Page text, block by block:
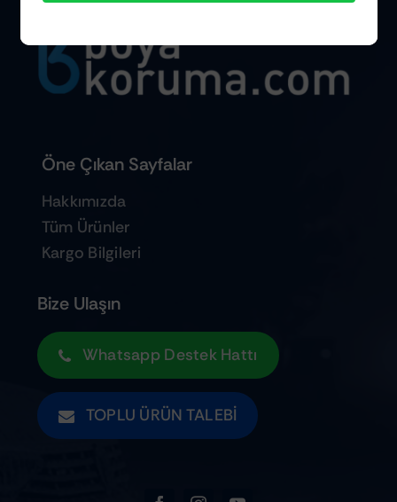
Öne Çıkan Sayfalar
Hakkımızda
Tüm Ürünler
Kargo Bilgileri
Bize Ulaşın
Whatsapp Destek Hattı
TOPLU ÜRÜN TALEBI